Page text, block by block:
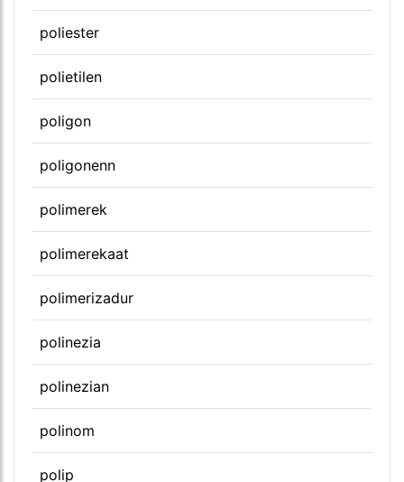
poliester
polietilen
poligon
poligonenn
polimerek
polimerekaat
polimerizadur
polinezia
polinezian
polinom
polip